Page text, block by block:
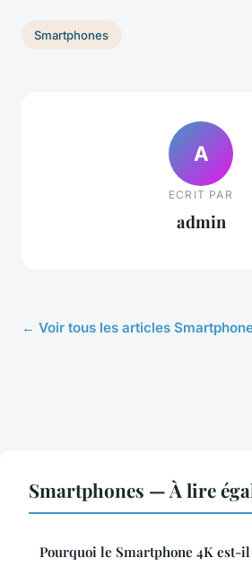
Smartphones
A
ECRIT PAR
admin
← Voir tous les articles
Smartphones — À lire
Pourquoi le Smartphone 4K est-